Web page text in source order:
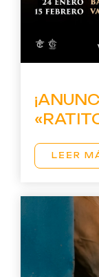
LEER